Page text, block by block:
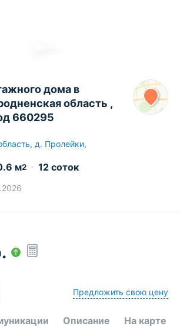
дома в
область ,
660295
, д. Пролейки,
м2 12 соток
Предложить свою цену
Описание На карте